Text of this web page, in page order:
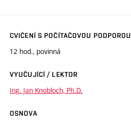
CVIČENÍ S POČÍTAČOVOU PODPOROU
12 hod., povinná
VYUČUJÍCÍ / LEKTOR
Ing. Jan Knobloch, Ph.D.
OSNOVA